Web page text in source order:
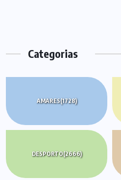
Categorias
AMARES(1728)
DESPORTO(2666)